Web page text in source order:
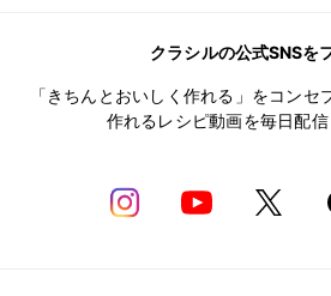
クラシルの公式SNSを
「きちんとおいしく作れる」をコンセ
作れるレシピ動画を毎日配信